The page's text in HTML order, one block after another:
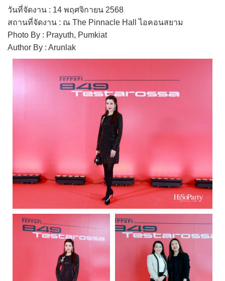
วันที่จัดงาน : 14 พฤศจิกายน 2568
สถานที่จัดงาน : ณ The Pinnacle Hall ไอคอนสยาม
Photo By : Prayuth, Pumkiat
Author By : Arunlak